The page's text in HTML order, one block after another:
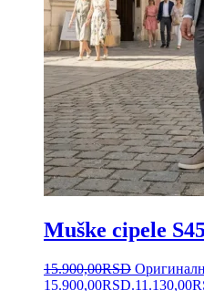
Muške cipele
15.900,00RSD
15.900,00RSD.11.130,00